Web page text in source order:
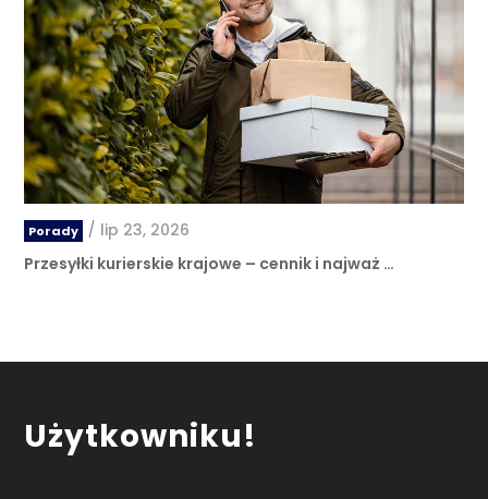
Porady / lip 23, 2026
Przesyłki kurierskie krajowe – cennik i najważ …
Użytkowniku!